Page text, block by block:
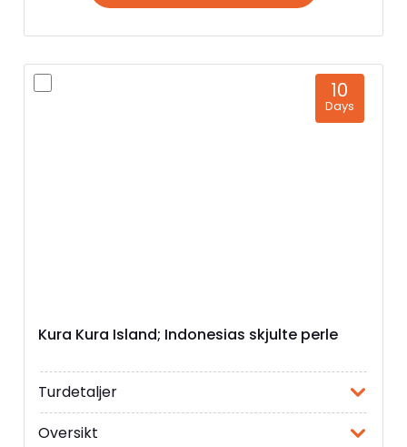
10
Days
Kura Kura Island; Indonesias skjulte perle
Turdetaljer
Oversikt